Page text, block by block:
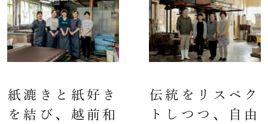
紙漉きと紙好き
を結び、越前和
伝統をリスペク
トしつつ、自由